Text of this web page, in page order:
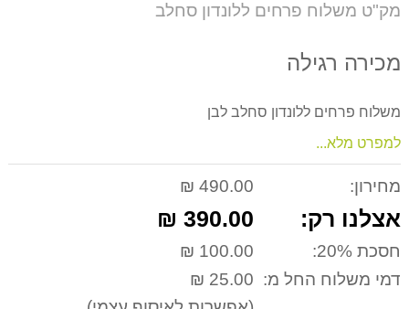
המוצר
מק"ט משלוח פרחים ללונדון סחלב
מכירה רגילה
משלוח פרחים ללונדון סחלב לבן
למפרט מלא...
מחירון: 490.00 ₪
אצלנו רק: 390.00 ₪
חסכת 20%:
100.00 ₪
דמי משלוח החל מ: 25.00 ₪